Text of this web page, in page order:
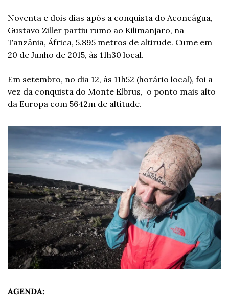
Noventa e dois dias após a conquista do Aconcágua,
Gustavo Ziller partiu rumo ao Kilimanjaro, na
Tanzânia, África, 5.895 metros de altirude. Cume em
20 de Junho de 2015, às 11h30 local.
Em setembro, no dia 12, às 11h52 (horário local), foi a
vez da conquista do Monte Elbrus,  o ponto mais alto
da Europa com 5642m de altitude.
AGENDA: